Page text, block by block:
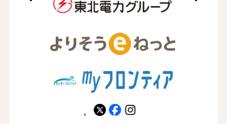
X facebookinstagram